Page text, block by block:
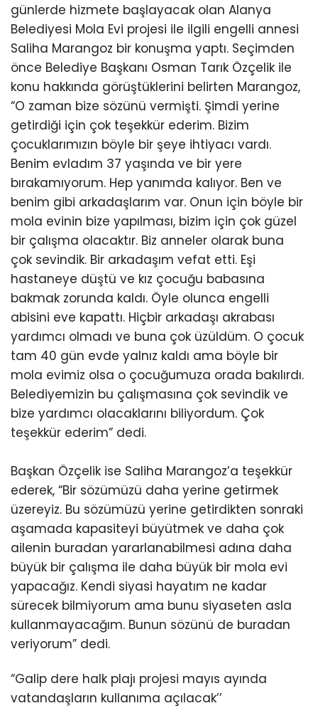
günlerde hizmete başlayacak olan Alanya
Belediyesi Mola Evi projesi ile ilgili engelli annesi
Saliha Marangoz bir konuşma yaptı. Seçimden
önce Belediye Başkanı Osman Tarık Özçelik ile
konu hakkında görüştüklerini belirten Marangoz,
“O zaman bize sözünü vermişti. Şimdi yerine
getirdiği için çok teşekkür ederim. Bizim
çocuklarımızın böyle bir şeye ihtiyacı vardı.
Benim evladım 37 yaşında ve bir yere
bırakamıyorum. Hep yanımda kalıyor. Ben ve
benim gibi arkadaşlarım var. Onun için böyle bir
mola evinin bize yapılması, bizim için çok güzel
bir çalışma olacaktır. Biz anneler olarak buna
çok sevindik. Bir arkadaşım vefat etti. Eşi
hastaneye düştü ve kız çocuğu babasına
bakmak zorunda kaldı. Öyle olunca engelli
abisini eve kapattı. Hiçbir arkadaşı akrabası
yardımcı olmadı ve buna çok üzüldüm. O çocuk
tam 40 gün evde yalnız kaldı ama böyle bir
mola evimiz olsa o çocuğumuza orada bakılırdı.
Belediyemizin bu çalışmasına çok sevindik ve
bize yardımcı olacaklarını biliyordum. Çok
teşekkür ederim” dedi.
Başkan Özçelik ise Saliha Marangoz’a teşekkür
ederek, “Bir sözümüzü daha yerine getirmek
üzereyiz. Bu sözümüzü yerine getirdikten sonraki
aşamada kapasiteyi büyütmek ve daha çok
ailenin buradan yararlanabilmesi adına daha
büyük bir çalışma ile daha büyük bir mola evi
yapacağız. Kendi siyasi hayatım ne kadar
sürecek bilmiyorum ama bunu siyaseten asla
kullanmayacağım. Bunun sözünü de buradan
veriyorum” dedi.
“Galip dere halk plajı projesi mayıs ayında
vatandaşların kullanıma açılacak’’